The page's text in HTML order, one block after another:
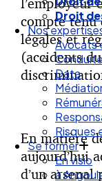
Droit
Nos
Avocats
Data
Risques
Se former
En visio
à
compte tenu
légales et
(accidents
En matière
aujourd’hui
d’un arsenal